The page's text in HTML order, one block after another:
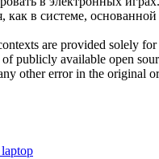
в системе, основанной
are provided solely
publicly available open
other error in the original